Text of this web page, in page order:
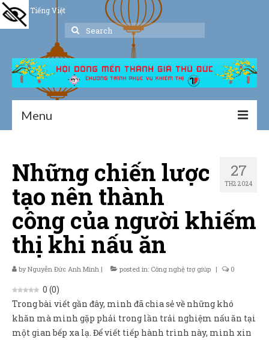
Tiếng Việt
Search
Menu
Giới thiệu
Hoạt động
Thư viện
Dịch vụ hỗ trợ
Sản Phẩm
Giúp đỡ
Liên hệ
27
TH2 2024
Những chiến lược
tạo nên thành
công của người khiếm
thị khi nấu ăn
byNguyễn Đức Anh Minh | posted in: Công nghệ trợ giúp | 0
0 (0)
Trong bài viết gần đây, mình đã chia sẻ về những khó
khăn mà mình gặp phải trong lần trải nghiệm nấu ăn tại
một gian bếp xa lạ. Để viết tiếp hành trình này, mình xin